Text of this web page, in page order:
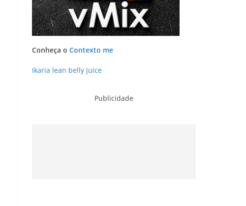
Conheça o Contexto me
Ikaria lean belly juice
Publicidade